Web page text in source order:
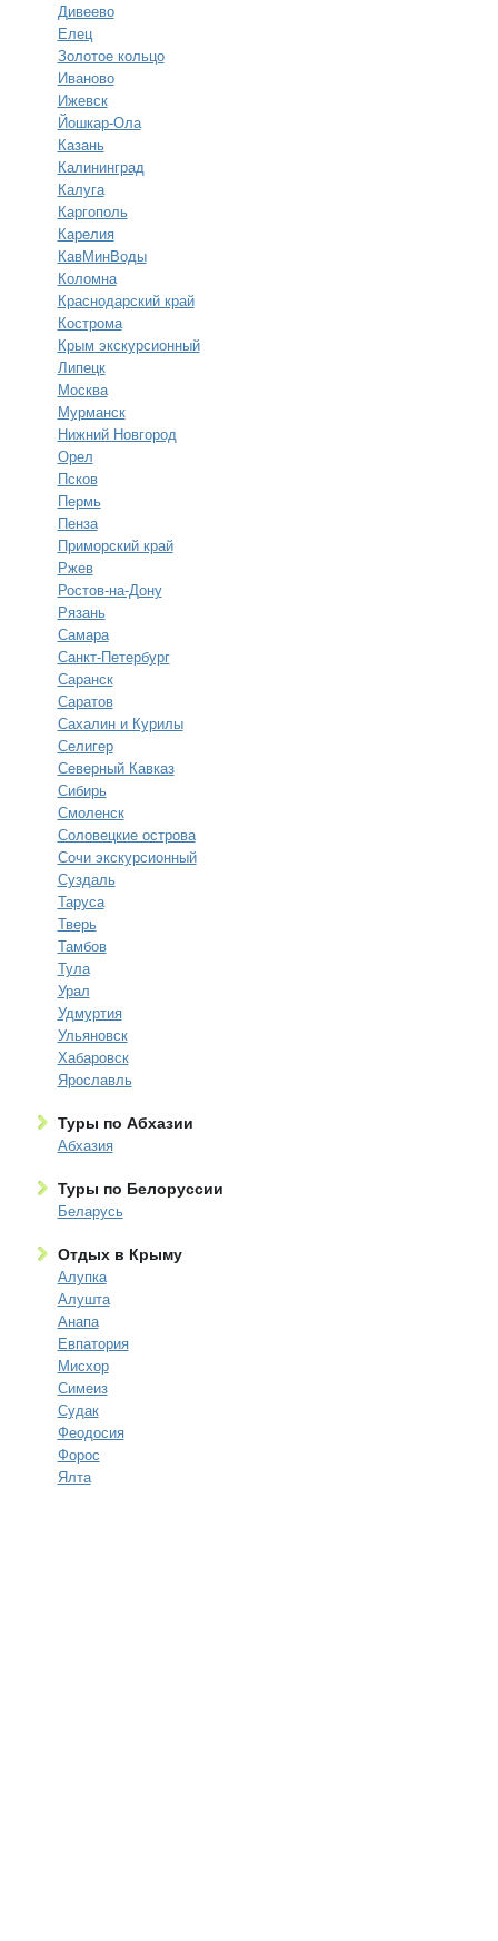
Дивеево
Елец
Золотое кольцо
Иваново
Ижевск
Йошкар-Ола
Казань
Калининград
Калуга
Каргополь
Карелия
КавМинВоды
Коломна
Краснодарский край
Кострома
Крым экскурсионный
Липецк
Москва
Мурманск
Нижний Новгород
Орел
Псков
Пермь
Пенза
Приморский край
Ржев
Ростов-на-Дону
Рязань
Самара
Санкт-Петербург
Саранск
Саратов
Сахалин и Курилы
Селигер
Северный Кавказ
Сибирь
Смоленск
Соловецкие острова
Сочи экскурсионный
Суздаль
Таруса
Тверь
Тамбов
Тула
Урал
Удмуртия
Ульяновск
Хабаровск
Ярославль
Туры по Абхазии
Абхазия
Туры по Белоруссии
Беларусь
Отдых в Крыму
Алупка
Алушта
Анапа
Евпатория
Мисхор
Симеиз
Судак
Феодосия
Форос
Ялта